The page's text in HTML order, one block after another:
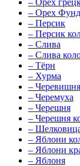
– Орех
– Орех
– Персик
– Персик
– Слива
– Слива
– Тёрн
– Хурма
–
– Черемуха
– Черешня
– Черешня
–
– Яблони
– Яблони
– Яблоня